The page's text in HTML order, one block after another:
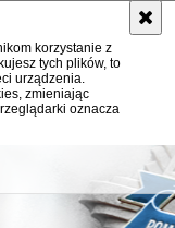
korzystanie z
tych plików, to
urządzenia.
zmieniając
oznacza